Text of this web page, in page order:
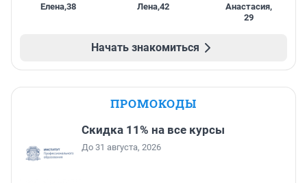
Елена,38 Лена,42 Анастасия,
29
Начать знакомиться
ПРОМОКОДЫ
Скидка 11% на все курсы
До 31 августа, 2026